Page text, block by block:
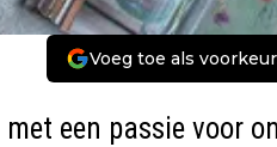
Voeg toe als
een passie voor